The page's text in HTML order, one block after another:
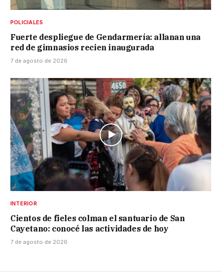
POLICIALES
Fuerte despliegue de Gendarmería: allanan una
red de gimnasios recien inaugurada
7 de agosto de 2026
INTERIOR
Cientos de fieles colman el santuario de San
Cayetano: conocé las actividades de hoy
7 de agosto de 2026